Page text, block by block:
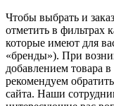
Чтобы выбрать и
отметить в фильтрах
которые имеют для
«бренды»). При
добавлением товара
рекомендуем
сайта. Наши